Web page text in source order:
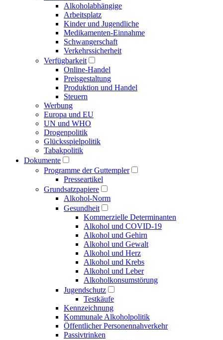
Alkoholabhängige
Arbeitsplatz
Kinder und Jugendliche
Medikamenten-Einnahme
Schwangerschaft
Verkehrssicherheit
Verfügbarkeit
Online-Handel
Preisgestaltung
Produktion und Handel
Steuern
Werbung
Europa und EU
UN und WHO
Drogenpolitik
Glücksspielpolitik
Tabakpolitik
Dokumente
Programme der Guttempler
Presse­artikel
Grundsatzpapiere
Alkohol-Norm
Gesundheit
Kommerzielle Determinanten
Alkohol und COVID-19
Alkohol und Gehirn
Alkohol und Gewalt
Alkohol und Herz
Alkohol und Krebs
Alkohol und Leber
Alkoholkonsumstörung
Jugendschutz
Testkäufe
Kennzeichnung
Kommunale Alkoholpolitik
Öffentlicher Personen­nahverkehr
Passivtrinken